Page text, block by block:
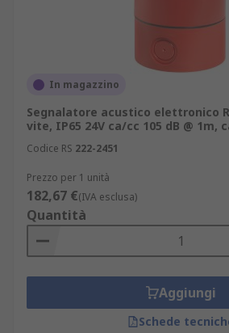
In magazzino
Segnalatore acustico elettronico
vite, IP65 24V ca/cc 105 dB @ 1m,
Codice RS 222-2451
Prezzo per 1 unità
182,67 €(IVA esclusa)
Quantità
Aggiungi
Schede